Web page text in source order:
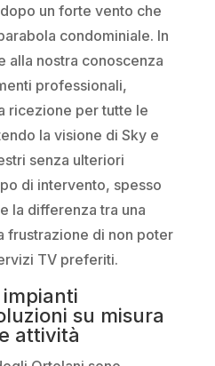
un forte vento che
condominiale. In
alla nostra conoscenza
professionali,
ricezione per tutte le
la visione di Sky e
senza ulteriori
di intervento, spesso
la differenza tra una
frustrazione di non poter
TV preferiti.
su misura
attività